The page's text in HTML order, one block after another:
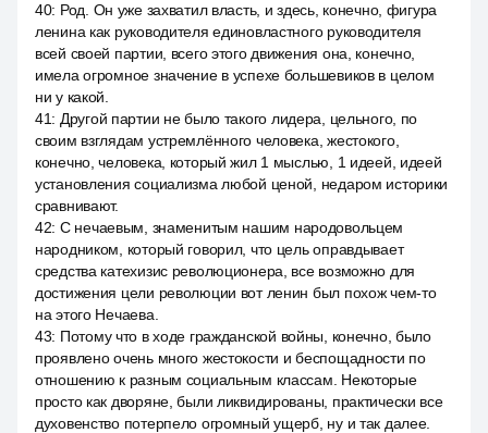
40: Род. Он уже захватил власть, и здесь, конечно, фигура
ленина как руководителя единовластного руководителя
всей своей партии, всего этого движения она, конечно,
имела огромное значение в успехе большевиков в целом
ни у какой.
41: Другой партии не было такого лидера, цельного, по
своим взглядам устремлённого человека, жестокого,
конечно, человека, который жил 1 мыслью, 1 идеей, идеей
установления социализма любой ценой, недаром историки
сравнивают.
42: С нечаевым, знаменитым нашим народовольцем
народником, который говорил, что цель оправдывает
средства катехизис революционера, все возможно для
достижения цели революции вот ленин был похож чем-то
на этого Нечаева.
43: Потому что в ходе гражданской войны, конечно, было
проявлено очень много жестокости и беспощадности по
отношению к разным социальным классам. Некоторые
просто как дворяне, были ликвидированы, практически все
духовенство потерпело огромный ущерб, ну и так далее.